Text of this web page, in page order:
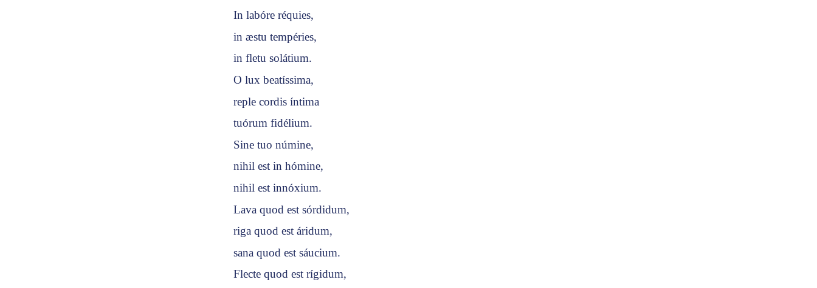
In labóre réquies,
in æstu tempéries,
in fletu solátium.
O lux beatíssima,
reple cordis íntima
tuórum fidélium.
Sine tuo númine,
nihil est in hómine,
nihil est innóxium.
Lava quod est sórdidum,
riga quod est áridum,
sana quod est sáucium.
Flecte quod est rígidum,